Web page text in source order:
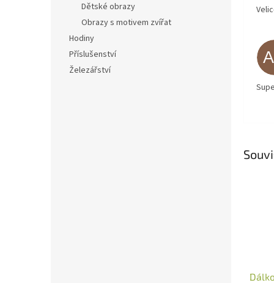
Dětské obrazy
Obrazy s motivem zvířat
Hodiny
Příslušenství
Železářství